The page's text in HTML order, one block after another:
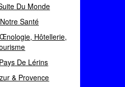
Du Monde
Santé
Hôtellerie,
De Lérins
& Provence